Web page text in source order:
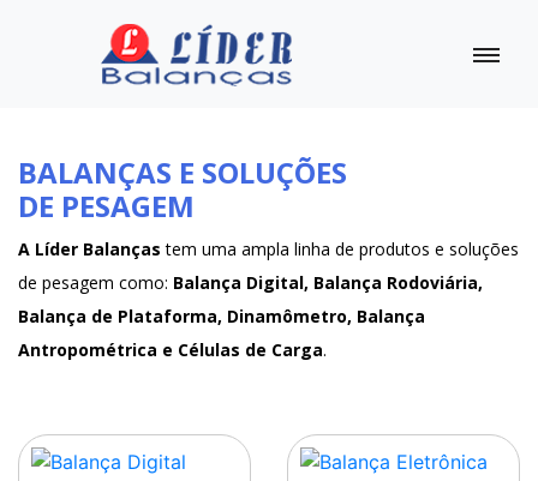
BALANÇAS E SOLUÇÕES
DE PESAGEM
A Líder Balanças tem uma ampla linha de produtos e soluções
de pesagem como: Balança Digital, Balança Rodoviária,
Balança de Plataforma, Dinamômetro, Balança
Antropométrica e Células de Carga.